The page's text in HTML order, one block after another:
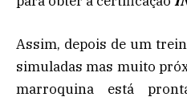
Assim, depois de um
simuladas mas muito
marroquina está